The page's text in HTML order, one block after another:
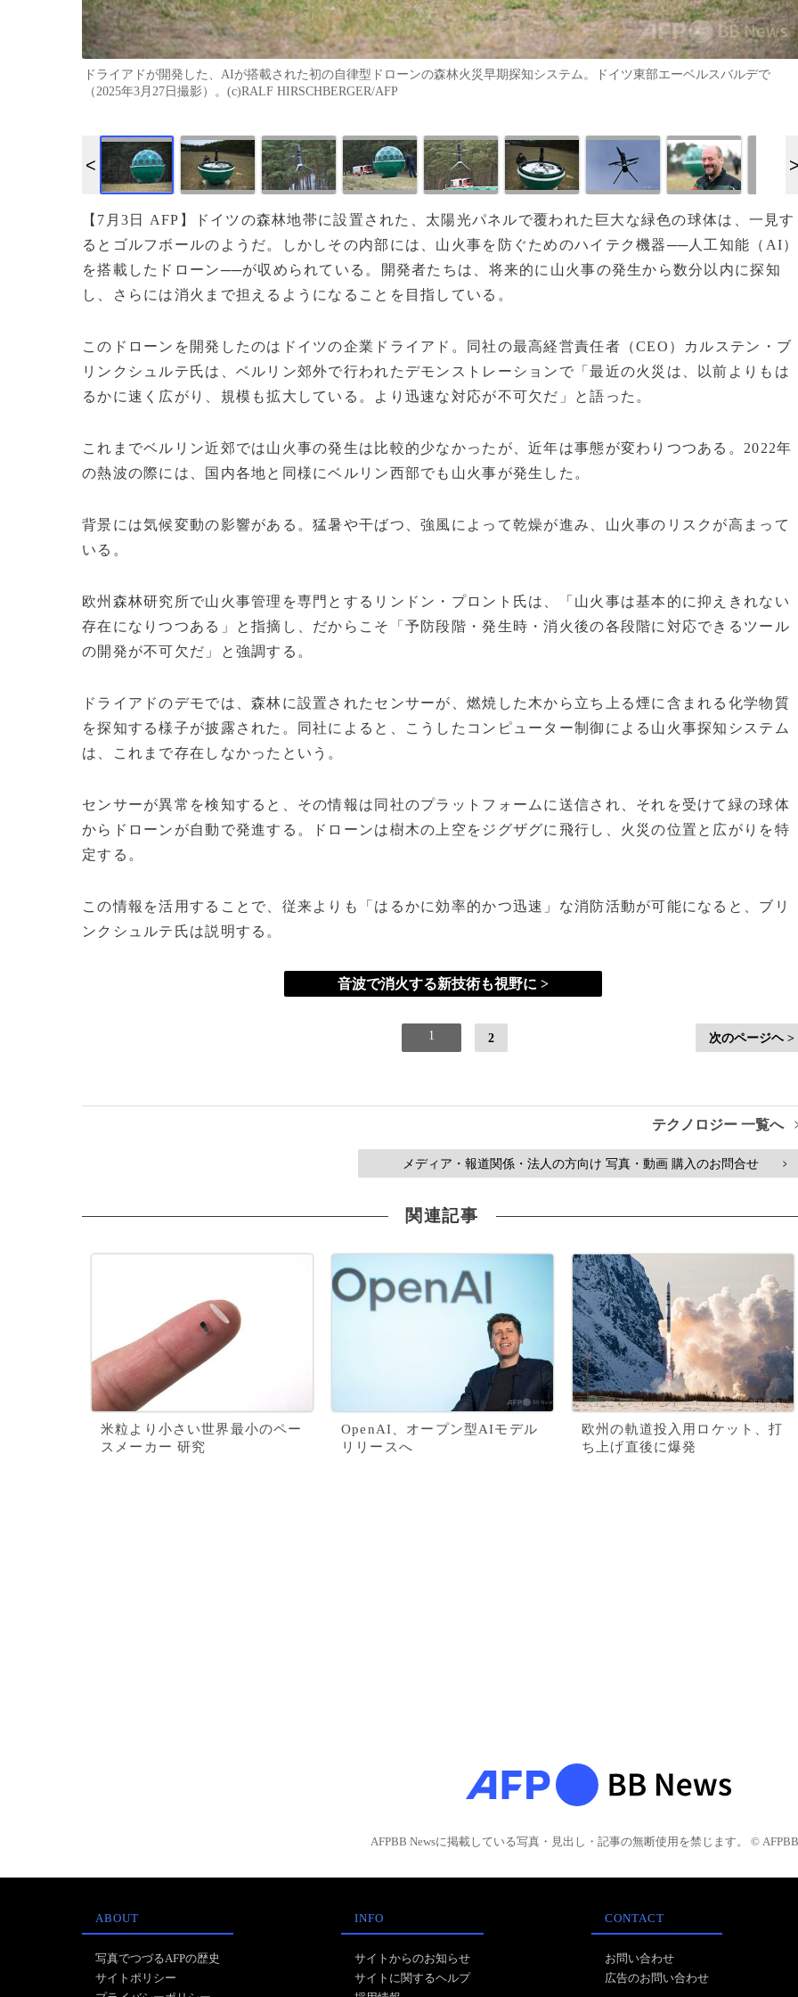
ドライアドが開発した、AIが搭載された初の自律型ドローンの森林火災早期探知システム。ドイツ東部エーベルスバルデで
（2025年3月27日撮影）。(c)RALF HIRSCHBERGER/AFP
【7月3日 AFP】ドイツの森林地帯に設置された、太陽光パネルで覆われた巨大な緑色の球体は、一見す
るとゴルフボールのようだ。しかしその内部には、山火事を防ぐためのハイテク機器──人工知能（AI）
を搭載したドローン──が収められている。開発者たちは、将来的に山火事の発生から数分以内に探知
し、さらには消火まで担えるようになることを目指している。
このドローンを開発したのはドイツの企業ドライアド。同社の最高経営責任者（CEO）カルステン・ブ
リンクシュルテ氏は、ベルリン郊外で行われたデモンストレーションで「最近の火災は、以前よりもは
るかに速く広がり、規模も拡大している。より迅速な対応が不可欠だ」と語った。
これまでベルリン近郊では山火事の発生は比較的少なかったが、近年は事態が変わりつつある。2022年
の熱波の際には、国内各地と同様にベルリン西部でも山火事が発生した。
背景には気候変動の影響がある。猛暑や干ばつ、強風によって乾燥が進み、山火事のリスクが高まって
いる。
欧州森林研究所で山火事管理を専門とするリンドン・プロント氏は、「山火事は基本的に抑えきれない
存在になりつつある」と指摘し、だからこそ「予防段階・発生時・消火後の各段階に対応できるツール
の開発が不可欠だ」と強調する。
ドライアドのデモでは、森林に設置されたセンサーが、燃焼した木から立ち上る煙に含まれる化学物質
を探知する様子が披露された。同社によると、こうしたコンピューター制御による山火事探知システム
は、これまで存在しなかったという。
センサーが異常を検知すると、その情報は同社のプラットフォームに送信され、それを受けて緑の球体
からドローンが自動で発進する。ドローンは樹木の上空をジグザグに飛行し、火災の位置と広がりを特
定する。
この情報を活用することで、従来よりも「はるかに効率的かつ迅速」な消防活動が可能になると、ブリ
ンクシュルテ氏は説明する。
音波で消火する新技術も視野に >
1 2 次のページヘ >
テクノロジー 一覧へ
メディア・報道関係・法人の方向け 写真・動画 購入のお問合せ >
関連記事
米粒より小さい世界最小のペー
スメーカー 研究
OpenAI、オープン型AIモデル
リリースへ
欧州の軌道投入用ロケット、打
ち上げ直後に爆発
AFPBB Newsに掲載している写真・見出し・記事の無断使用を禁じます。 © AFPBB
ABOUT
写真でつづるAFPの歴史
サイトポリシー
INFO
サイトからのお知らせ
サイトに関するヘルプ
CONTACT
お問い合わせ
広告のお問い合わせ